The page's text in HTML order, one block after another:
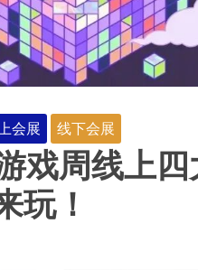
会展 线下会展
游戏周线上
玩！